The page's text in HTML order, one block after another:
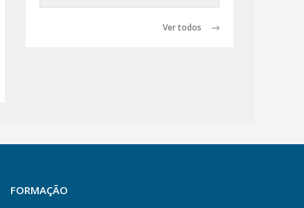
Ver todos
FORMAÇÃO